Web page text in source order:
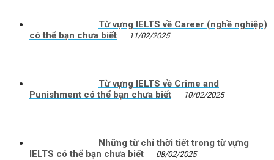
Từ vựng IELTS về Career (nghề nghiệp)
có thể bạn chưa biết
11/02/2025
Từ vựng IELTS về Crime and
Punishment có thể bạn chưa biết
10/02/2025
Những từ chỉ thời tiết trong từ vựng
IELTS có thể bạn chưa biết
08/02/2025